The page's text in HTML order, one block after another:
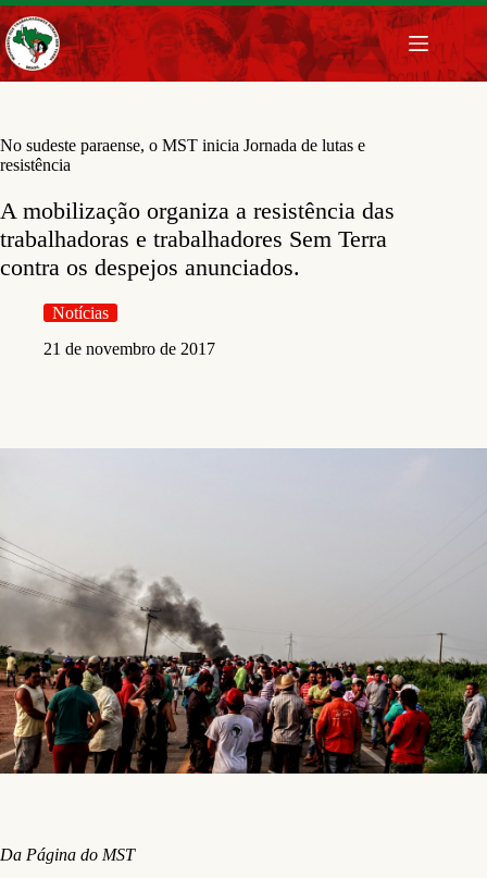
Pular
para
o
conteúdo
No sudeste paraense, o MST inicia Jornada de lutas e
resistência
A mobilização organiza a resistência das
trabalhadoras e trabalhadores Sem Terra
contra os despejos anunciados.
Notícias
21 de novembro de 2017
Da Página do MST